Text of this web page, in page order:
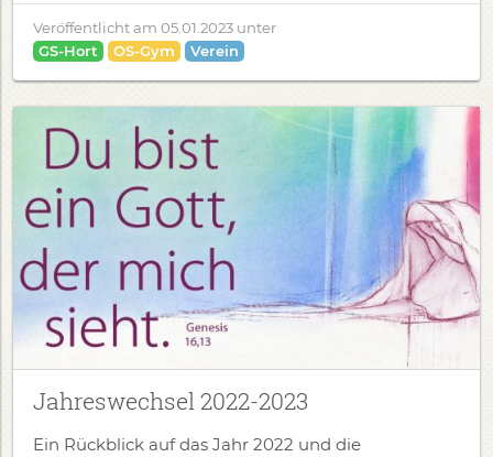
Veröffentlicht am 05.01.2023 unter
GS-Hort
OS-Gym Verein
Jahreswechsel 2022-2023
Ein Rückblick auf das Jahr 2022 und die